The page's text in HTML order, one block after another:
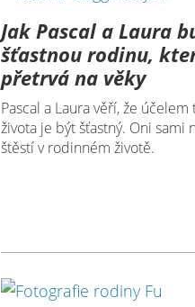
Jak Pascal a Laura
šťastnou rodinu,
přetrvá na věky
Pascal a Laura věří, že
života je být šťastný. Oni sami
štěstí v rodinném životě.